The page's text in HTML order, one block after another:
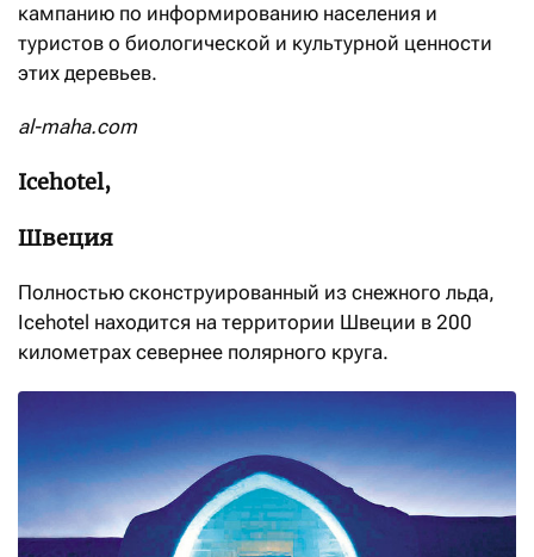
кампанию по информированию населения и
туристов о биологической и культурной ценности
этих деревьев.
al-maha.com
Icehotel,
Швеция
Полностью сконструированный из снежного льда,
Icehotel находится на территории Швеции в 200
километрах севернее полярного круга.